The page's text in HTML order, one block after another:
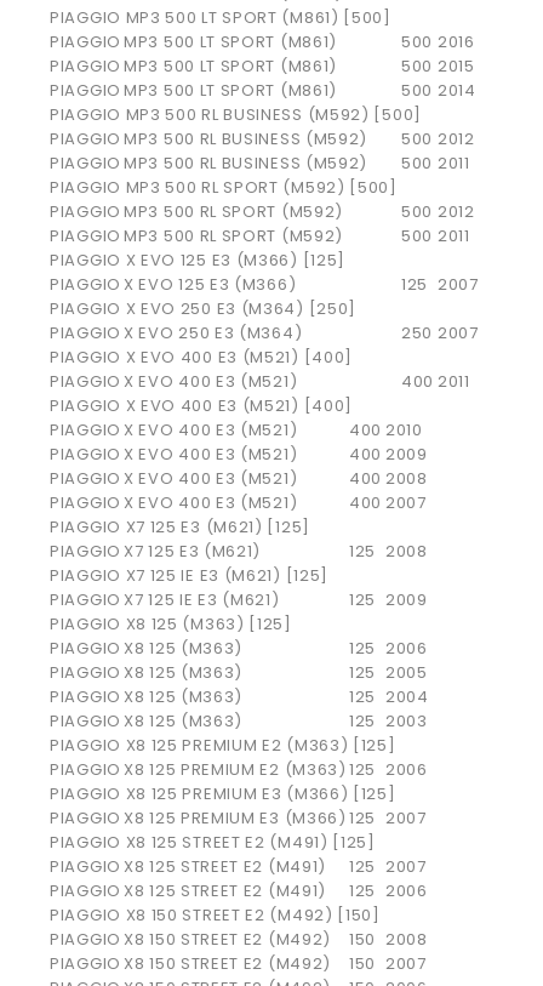
PIAGGIO MP3 500 LT SPORT (M861) [500]
PIAGGIO MP3 500 LT SPORT (M861) 500 2016
PIAGGIO MP3 500 LT SPORT (M861) 500 2015
PIAGGIO MP3 500 LT SPORT (M861) 500 2014
PIAGGIO MP3 500 RL BUSINESS (M592) [500]
PIAGGIO MP3 500 RL BUSINESS (M592) 500 2012
PIAGGIO MP3 500 RL BUSINESS (M592) 500 2011
PIAGGIO MP3 500 RL SPORT (M592) [500]
PIAGGIO MP3 500 RL SPORT (M592) 500 2012
PIAGGIO MP3 500 RL SPORT (M592) 500 2011
PIAGGIO X EVO 125 E3 (M366) [125]
PIAGGIO X EVO 125 E3 (M366) 125 2007
PIAGGIO X EVO 250 E3 (M364) [250]
PIAGGIO X EVO 250 E3 (M364) 250 2007
PIAGGIO X EVO 400 E3 (M521) [400]
PIAGGIO X EVO 400 E3 (M521) 400 2011
PIAGGIO X EVO 400 E3 (M521) [400]
PIAGGIO X EVO 400 E3 (M521) 400 2010
PIAGGIO X EVO 400 E3 (M521) 400 2009
PIAGGIO X EVO 400 E3 (M521) 400 2008
PIAGGIO X EVO 400 E3 (M521) 400 2007
PIAGGIO X7 125 E3 (M621) [125]
PIAGGIO X7 125 E3 (M621) 125 2008
PIAGGIO X7 125 IE E3 (M621) [125]
PIAGGIO X7 125 IE E3 (M621) 125 2009
PIAGGIO X8 125 (M363) [125]
PIAGGIO X8 125 (M363) 125 2006
PIAGGIO X8 125 (M363) 125 2005
PIAGGIO X8 125 (M363) 125 2004
PIAGGIO X8 125 (M363) 125 2003
PIAGGIO X8 125 PREMIUM E2 (M363) [125]
PIAGGIO X8 125 PREMIUM E2 (M363) 125 2006
PIAGGIO X8 125 PREMIUM E3 (M366) [125]
PIAGGIO X8 125 PREMIUM E3 (M366) 125 2007
PIAGGIO X8 125 STREET E2 (M491) [125]
PIAGGIO X8 125 STREET E2 (M491) 125 2007
PIAGGIO X8 125 STREET E2 (M491) 125 2006
PIAGGIO X8 150 STREET E2 (M492) [150]
PIAGGIO X8 150 STREET E2 (M492) 150 2008
PIAGGIO X8 150 STREET E2 (M492) 150 2007